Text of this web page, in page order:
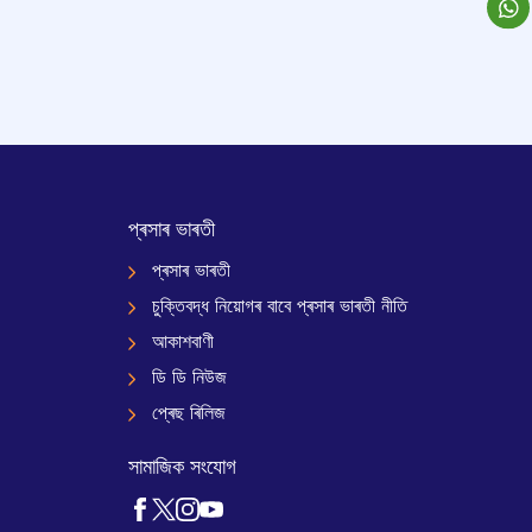
প্ৰসাৰ ভাৰতী
প্ৰসাৰ ভাৰতী
চুক্তিবদ্ধ নিয়োগৰ বাবে প্ৰসাৰ ভাৰতী নীতি
আকাশবাণী
ডি ডি নিউজ
প্ৰেছ ৰিলিজ
সামাজিক সংযোগ